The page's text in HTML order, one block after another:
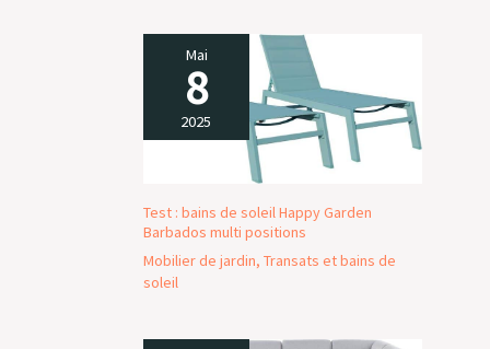
Mai
8
2025
Test : bains de soleil Happy Garden
Barbados multi positions
Mobilier de jardin, Transats et bains de
soleil